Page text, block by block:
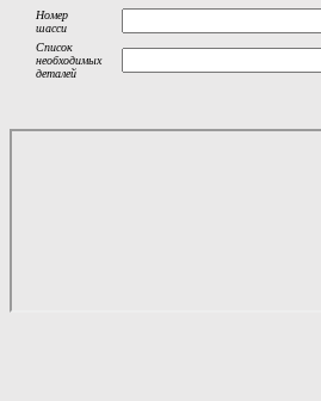
Номер
шасси
Список
необходимых
деталей